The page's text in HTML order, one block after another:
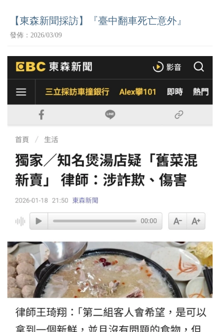
【東森新聞採訪】『臺中翻車死亡意外』
發佈：2026/03/09